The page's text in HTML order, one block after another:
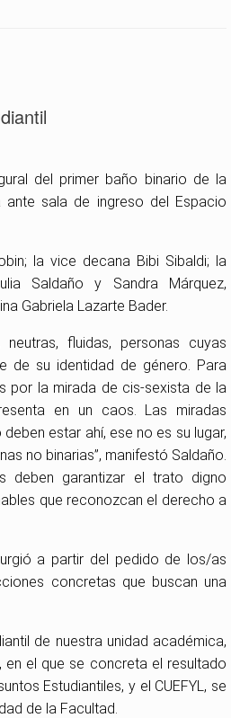
del primer baño binario de la
sala de ingreso del Espacio
la vice decana Bibi Sibaldi; la
Saldaño y Sandra Márquez,
Gabriela Lazarte Bader.
fluidas, personas cuyas
de su identidad de género. Para
por la mirada de cis-sexista de la
en un caos. Las miradas
estar ahí, ese no es su lugar,
no binarias”, manifestó Saldaño.
deben garantizar el trato digno
que reconozcan el derecho a
a partir del pedido de los/as
concretas que buscan una
de nuestra unidad académica,
el que se concreta el resultado
Estudiantiles, y el CUEFYL, se
de la Facultad.